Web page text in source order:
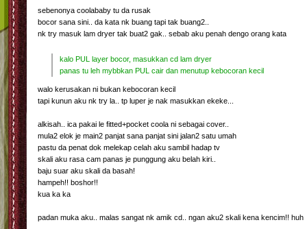
sebenonya coolababy tu da rusak
bocor sana sini.. da kata nk buang tapi tak buang2..
nk try masuk lam dryer tak buat2 gak.. sebab aku penah dengo orang kata
kalo PUL layer bocor, masukkan cd lam dryer
panas tu leh mybbkan PUL cair dan menutup kebocoran kecil
walo kerusakan ni bukan kebocoran kecil
tapi kunun aku nk try la.. tp luper je nak masukkan ekeke...
alkisah.. ica pakai le fitted+pocket coola ni sebagai cover..
mula2 elok je main2 panjat sana panjat sini jalan2 satu umah
pastu da penat dok melekap celah aku sambil hadap tv
skali aku rasa cam panas je punggung aku belah kiri..
baju suar aku skali da basah!
hampeh!! boshor!!
kua ka ka
padan muka aku.. malas sangat nk amik cd.. ngan aku2 skali kena kencim!! huh